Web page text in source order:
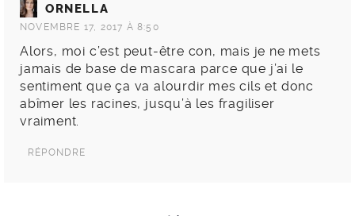
ORNELLA
NOVEMBRE 17, 2017 À 8:50
Alors, moi c’est peut-être con, mais je ne mets
jamais de base de mascara parce que j’ai le
sentiment que ça va alourdir mes cils et donc
abîmer les racines, jusqu’à les fragiliser
vraiment.
RÉPONDRE